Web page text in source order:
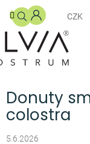
obsah
CZK
DOPLŇKY
STRAVY
S
PRO
DĚTI
Donuty
colostra
5.6.2026